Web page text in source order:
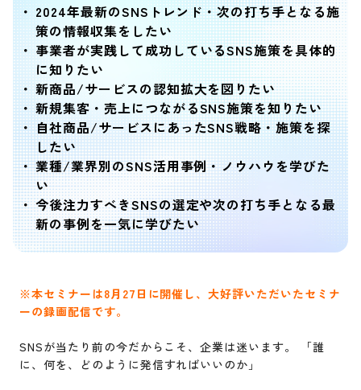
2024年最新のSNSトレンド・次の打ち手となる施
策の情報収集をしたい
事業者が実践して成功しているSNS施策を具体的
に知りたい
新商品/サービスの認知拡大を図りたい
新規集客・売上につながるSNS施策を知りたい
自社商品/サービスにあったSNS戦略・施策を探
したい
業種/業界別のSNS活用事例・ノウハウを学びた
い
今後注力すべきSNSの選定や次の打ち手となる最
新の事例を一気に学びたい
※本セミナーは8月27日に開催し、大好評いただいたセミナ
ーの録画配信です。
SNSが当たり前の今だからこそ、企業は迷います。 「誰
に、何を、どのように発信すればいいのか」